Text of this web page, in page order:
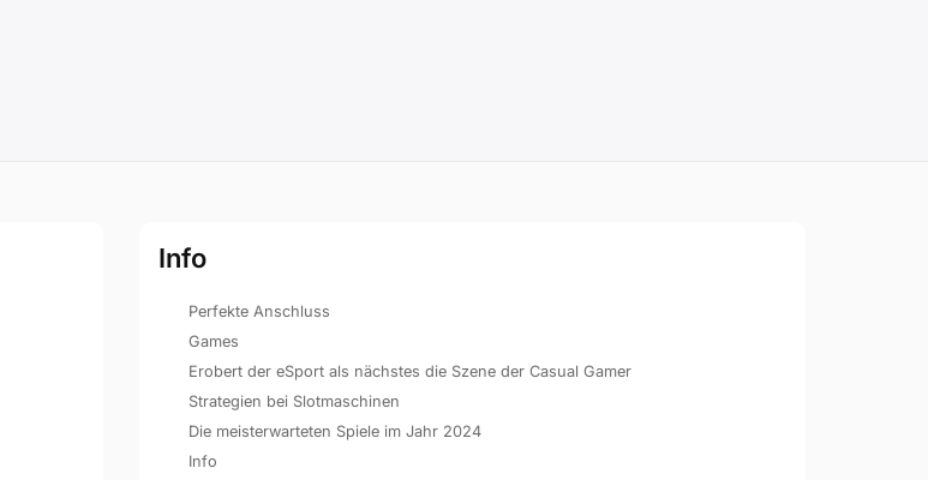
Info
Perfekte Anschluss
Games
Erobert der eSport als nächstes die Szene der Casual Gamer
Strategien bei Slotmaschinen
Die meisterwarteten Spiele im Jahr 2024
Info